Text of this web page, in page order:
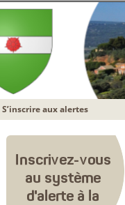
S’inscrire aux alertes